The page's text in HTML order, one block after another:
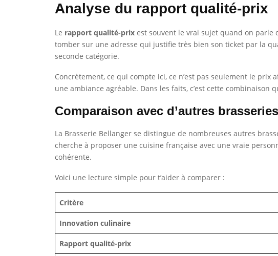
Analyse du rapport qualité-prix
Le rapport qualité-prix est souvent le vrai sujet quand on parle
tomber sur une adresse qui justifie très bien son ticket par la
seconde catégorie.
Concrètement, ce qui compte ici, ce n’est pas seulement le
une ambiance agréable. Dans les faits, c’est cette
Comparaison avec d’autres
La Brasserie Bellanger se distingue de nombreuses autres
cherche à proposer une cuisine française avec une vraie
cohérente.
Voici une lecture simple pour t’aider à comparer :
Critère
Innovation culinaire
Rapport qualité-prix